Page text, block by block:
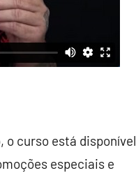
o curso está disponível
especiais e